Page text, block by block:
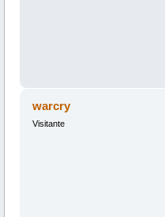
warcry
Visitante